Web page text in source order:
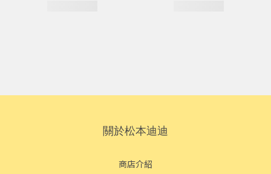
關於松本迪迪
商店介紹